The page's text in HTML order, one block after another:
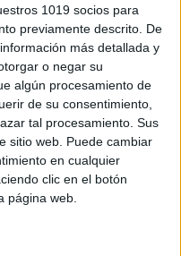
1019 socios para
previamente descrito. De
más detallada y
o negar su
algún procesamiento de
de su consentimiento,
tal procesamiento. Sus
sitio web. Puede cambiar
en cualquier
clic en el botón
página web.